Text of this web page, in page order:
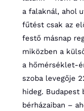
a falaknál, ahol
fűtést csak az
festő másnap
miközben a
a hőmérséklet-
szoba levegője
hideg.
bérházaiban –